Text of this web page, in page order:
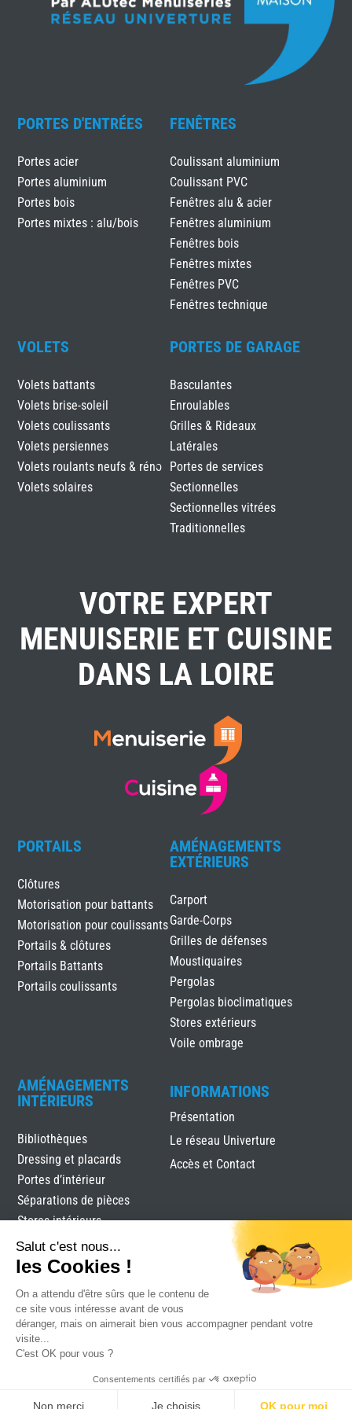
PORTES D'ENTRÉES
Portes acier
Portes aluminium
Portes bois
Portes mixtes : alu/bois
FENÊTRES
Coulissant aluminium
Coulissant PVC
Fenêtres alu & acier
Fenêtres aluminium
Fenêtres bois
Fenêtres mixtes
Fenêtres PVC
Fenêtres technique
VOLETS
Volets battants
Volets brise-soleil
Volets coulissants
Volets persiennes
Volets roulants neufs & réno
Volets solaires
PORTES DE GARAGE
Basculantes
Enroulables
Grilles & Rideaux
Latérales
Portes de services
Sectionnelles
Sectionnelles vitrées
Traditionnelles
VOTRE EXPERT
MENUISERIE ET CUISINE
DANS LA LOIRE
PORTAILS
Clôtures
Motorisation pour battants
Motorisation pour coulissants
Portails & clôtures
Portails Battants
Portails coulissants
AMÉNAGEMENTS
EXTÉRIEURS
Carport
Garde-Corps
Grilles de défenses
Moustiquaires
Pergolas
Pergolas bioclimatiques
Stores extérieurs
Voile ombrage
AMÉNAGEMENTS
INTÉRIEURS
Bibliothèques
Dressing et placards
Portes d’intérieur
Séparations de pièces
Stores intérieurs
Verrières
INFORMATIONS
Présentation
Le réseau Univerture
Accès et Contact
Mentions légales| Plan du site|
Salut c'est nous...
les Cookies !
On a attendu d'être sûrs que le contenu de
ce site vous intéresse avant de vous
déranger, mais on aimerait bien vous accompagner pendant votre
visite...
C'est OK pour vous ?
Consentements certifiés par
Non merci Je choisis OK pour moi